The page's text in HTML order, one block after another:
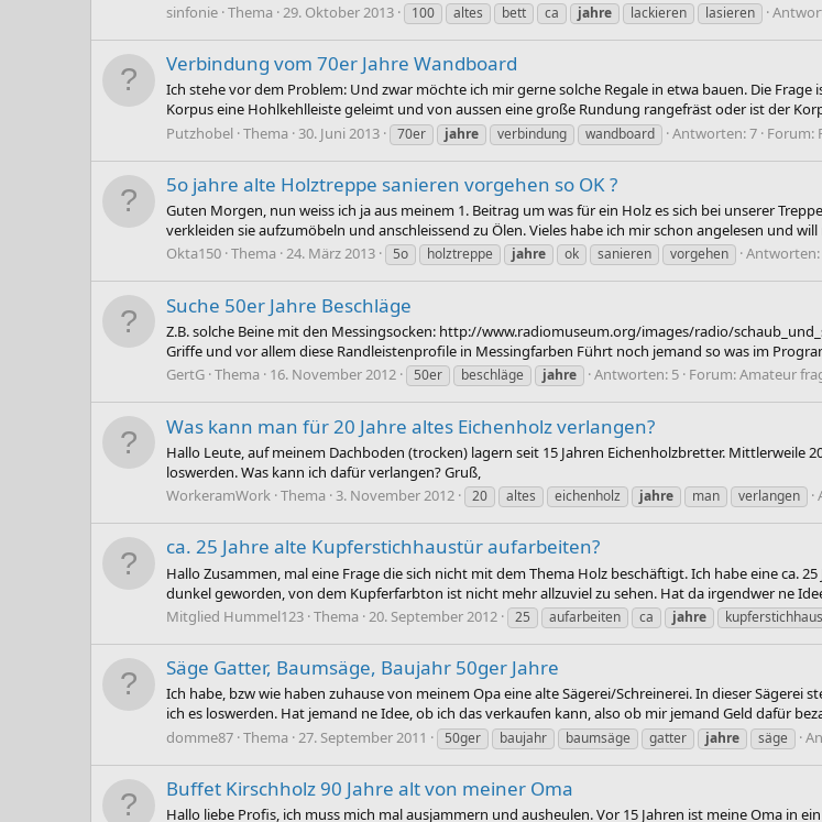
sinfonie Thema 29. Oktober 2013 100 altes bett ca jahre lackieren lasieren
Verbindung vom 70er Jahre Wandboard
Ich stehe vor dem Problem: Und zwar möchte ich mir gerne solche Regale in etwa bauen. Die
Korpus eine Hohlkehlleiste geleimt und von aussen eine große Rundung rangefräst oder ist der
Putzhobel Thema 30. Juni 2013 70er jahre verbindung wandboard Antworten: 7 Forum:
5o jahre alte Holztreppe sanieren vorgehen so OK ?
Guten Morgen, nun weiss ich ja aus meinem 1. Beitrag um was für ein Holz es sich bei unserer
verkleiden sie aufzumöbeln und anschleissend zu Ölen. Vieles habe ich mir schon angelesen und will
Okta150 Thema 24. März 2013 5o holztreppe jahre ok sanieren vorgehen Antworten:
Suche 50er Jahre Beschläge
Z.B. solche Beine mit den Messingsocken: http://www.radiomuseum.org/images/radio/
Griffe und vor allem diese Randleistenprofile in Messingfarben Führt noch jemand so was im
GertG Thema 16. November 2012 50er beschläge jahre Antworten: 5 Forum:Amateur
Was kann man für 20 Jahre altes Eichenholz verlangen?
Hallo Leute, auf meinem Dachboden (trocken) lagern seit 15 Jahren Eichenholzbretter. Mittlerweile
loswerden. Was kann ich dafür verlangen? Gruß,
WorkeramWork Thema 3. November 2012 20 altes eichenholz jahre man verlangen
ca. 25 Jahre alte Kupferstichhaustür aufarbeiten?
Hallo Zusammen, mal eine Frage die sich nicht mit dem Thema Holz beschäftigt. Ich habe eine ca.
dunkel geworden, von dem Kupferfarbton ist nicht mehr allzuviel zu sehen. Hat da irgendwer ne
Mitglied Hummel123 Thema 20. September 2012 25 aufarbeiten ca jahre
Säge Gatter, Baumsäge, Baujahr 50ger Jahre
Ich habe, bzw wie haben zuhause von meinem Opa eine alte Sägerei/Schreinerei. In dieser
ich es loswerden. Hat jemand ne Idee, ob ich das verkaufen kann, also ob mir jemand Geld dafür
domme87 Thema 27. September 2011 50ger baujahr baumsäge gatter jahre säge
Buffet Kirschholz 90 Jahre alt von meiner Oma
Hallo liebe Profis, ich muss mich mal ausjammern und ausheulen. Vor 15 Jahren ist meine Oma